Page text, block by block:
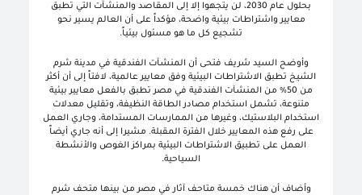
بحلول عام 2030، لن يتجهوا إلا إلى المقاصد والمنشآت التي تطبق
معايير واشتراطات بيئية واضحة، مؤكداً على أن العالم يسير نحو
تشجيع كل ما هو مسئول بيئياً.
وأوضح السيد شريف فتحى أن المنشآت الفندقية في مدينة شرم
الشيخ تطبق الاشتراطات البيئية وفق معايير عالمية، لافتاً إلى أن أكثر
من 50% من المنشآت الفندقية في مصر تطبق بالفعل معايير بيئية
متنوعة، تشمل استخدام مصادر الطاقة النظيفة، وتقليل معدلات
استخدام البلاستيك، وغيرها من الممارسات المستدامة، وجاري العمل
على رفع هذه المعايير خلال الفترة المقبلة. مشيرا إلى أنه جاري أيضاً
العمل على تطبيق الاشتراطات البيئية بمراكز الغوص والأنشطة
السياحية.
وأضاف أن هناك خمسة متاحف آثار في مصر من بينها متحف شرم